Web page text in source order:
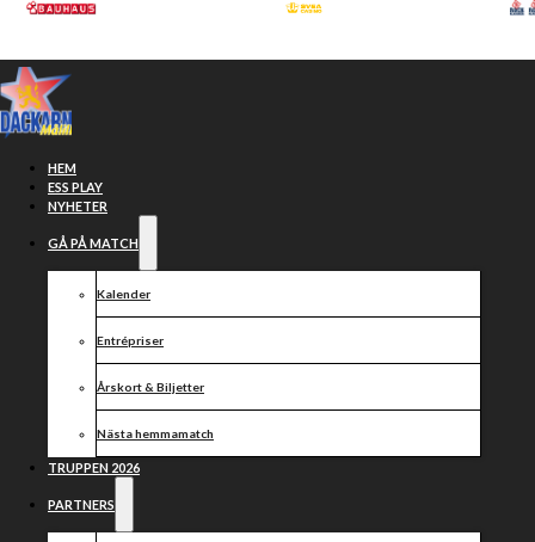
Hoppa till huvudinnehåll
HEM
ESS PLAY
NYHETER
GÅ PÅ MATCH
Kalender
Entrépriser
Årskort & Biljetter
Nästa hemmamatch
TRUPPEN 2026
PARTNERS
HJELMLAND